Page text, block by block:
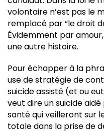
volontaire n’est pas le
remplacé par “le droit
Évidemment par
une autre histoire.
Pour échapper à la
use de stratégie de
suicide assisté (et ou
veut dire un suicide
santé qui veilleront sur
totale dans la prise de